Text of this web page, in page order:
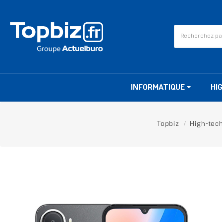
INFORMATIQUE
Topbiz High-